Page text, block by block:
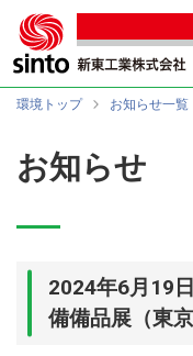
環境トップ お知らせ一覧
お知らせ
2024年6月19
備備品展（東京